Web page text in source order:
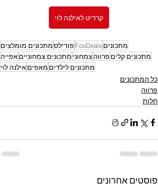
קרדיט לאילנה לוי
מתכונים FooDeals פודילסמתכונים מומלצים
מתכונים קלים פרווה צמחוני מתכונים צמחונייםאפייה
מתכונים לילדים מאפיםאילנה לוי
כל המתכונים
פרווה
חלות
פוסטים אחרונים